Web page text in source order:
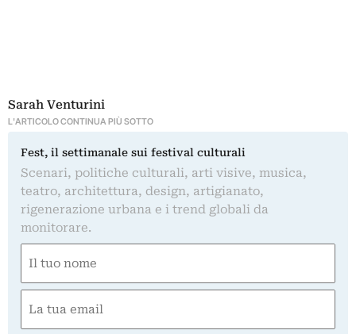
Sarah Venturini
L'ARTICOLO CONTINUA PIÙ SOTTO
Fest, il settimanale sui festival culturali
Scenari, politiche culturali, arti visive, musica,
teatro, architettura, design, artigianato,
rigenerazione urbana e i trend globali da
monitorare.
(Obbligatorio)
Nome
(Obbligatorio)